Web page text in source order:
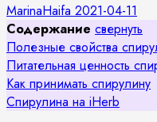
MarinaHaifa 2021-04-11
Содержание свернуть
Полезные свойства
Питательная ценность
Как принимать спирулину
Спирулина на iHerb